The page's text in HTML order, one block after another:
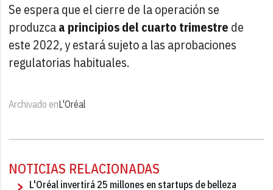
Se espera que el cierre de la operación se
produzcaa principios del cuarto trimestre de
este 2022, y estará sujeto a las aprobaciones
regulatorias habituales.
Archivado enL'Oréal
NOTICIAS RELACIONADAS
L'Oréal invertirá 25 millones en startups de belleza